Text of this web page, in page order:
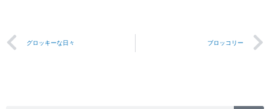
Prev
グロッキーな日々 ブロッコリー